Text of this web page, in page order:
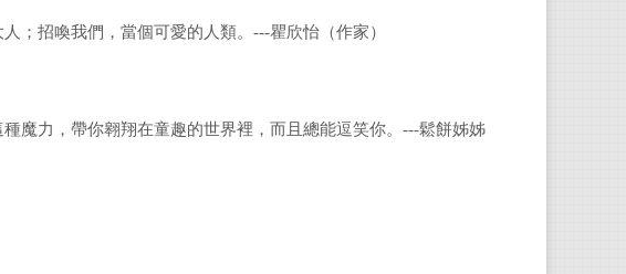
；招喚我們，當個可愛的人類。---瞿欣怡（作家）
魔力，帶你翱翔在童趣的世界裡，而且總能逗笑你。---鬆餅姊姊